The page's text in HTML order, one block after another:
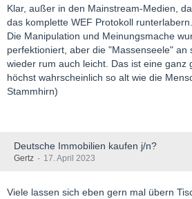
Klar, außer in den Mainstream-Medien,
das komplette WEF Protokoll runterlabern.
Die Manipulation und Meinungsmache
perfektioniert, aber die "Massenseele" an
wieder rum auch leicht. Das ist eine ganz
höchst wahrscheinlich so alt wie die
Stammhirn)
Deutsche Immobilien kaufen j/n?
Gertz 17. April 2023
Viele lassen sich eben gern mal übern